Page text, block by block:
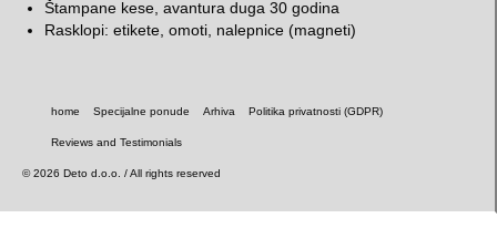
Pop-up
POP-UP „kocka iznenađenja“
promo stone lampe
Štampane kese, avantura duga 30 godina
Rasklopi: etikete, omoti, nalepnice (magneti)
home Specijalne ponude Arhiva Politika privatnosti (GDPR)
Reviews and Testimonials
© 2026 Deto d.o.o. / All rights reserved